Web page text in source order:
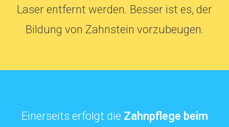
Laser entfernt werden. Besser ist es, der
Bildung von Zahnstein vorzubeugen.
Einerseits erfolgt die Zahnpflege beim